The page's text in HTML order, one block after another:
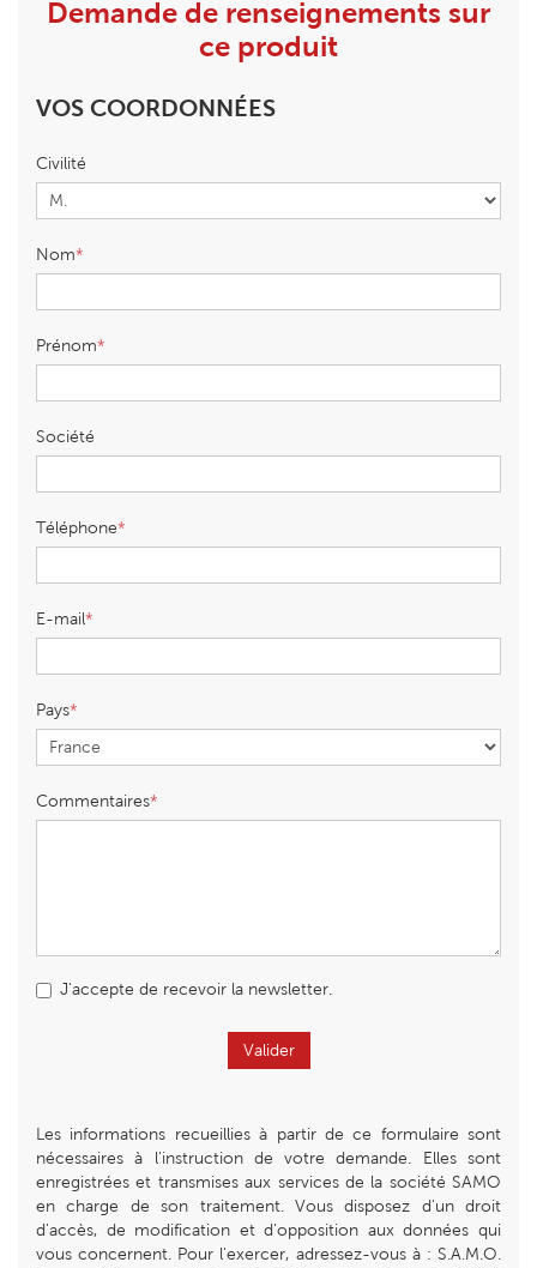
Demande de renseignements sur
ce produit
VOS COORDONNÉES
Civilité
Nom
Prénom
Société
Téléphone
E-mail
Pays
Commentaires
J'accepte de recevoir la newsletter.
Valider
Les informations recueillies à partir de ce formulaire sont
nécessaires à l'instruction de votre demande. Elles sont
enregistrées et transmises aux services de la société SAMO
en charge de son traitement. Vous disposez d'un droit
d'accès, de modification et d'opposition aux données qui
vous concernent. Pour l'exercer, adressez-vous à : S.A.M.O.